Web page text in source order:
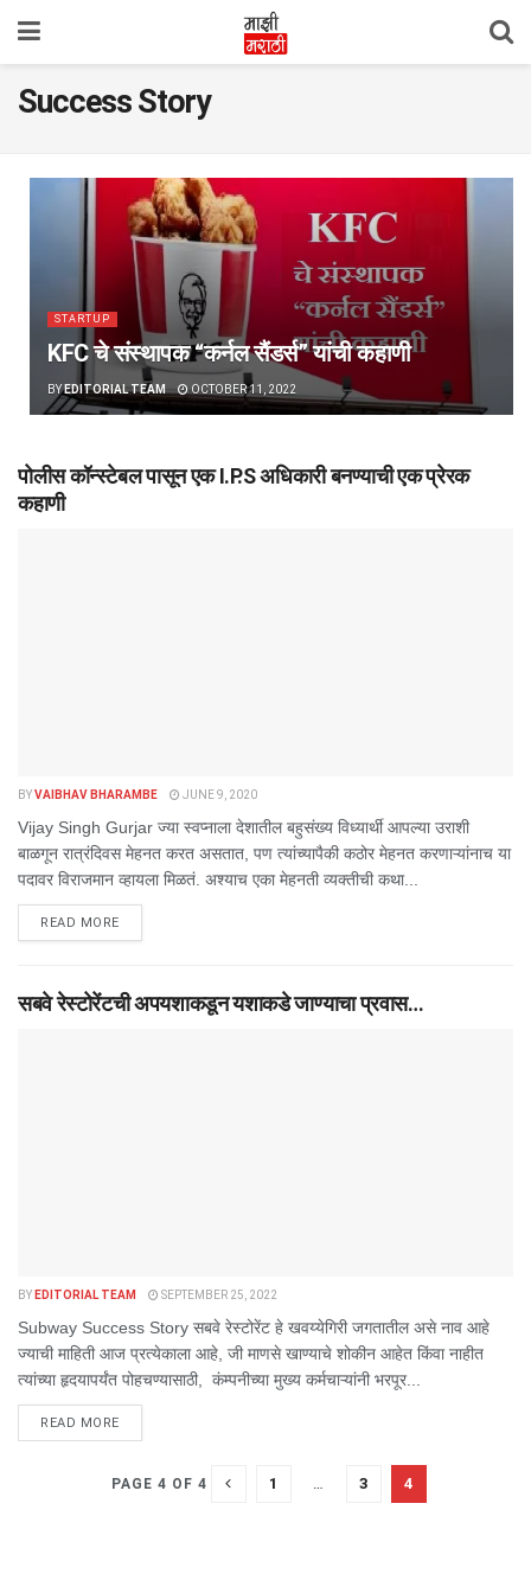
Success Story
STARTUP
KFC चे संस्थापक “कर्नल सैंडर्स” यांची कहाणी
BYEDITORIAL TEAM OCTOBER 11, 2022
पोलीस कॉन्स्टेबल पासून एक I.P.S अधिकारी बनण्याची एक प्रेरक
कहाणी
BYVAIBHAV BHARAMBE JUNE 9, 2020
Vijay Singh Gurjar ज्या स्वप्नाला देशातील बहुसंख्य विध्यार्थी आपल्या उराशी
बाळगून रात्रंदिवस मेहनत करत असतात, पण त्यांच्यापैकी कठोर मेहनत करणाऱ्यांनाच या
पदावर विराजमान व्हायला मिळतं. अश्याच एका मेहनती व्यक्तीची कथा...
READ MOREDETAILS
सबवे रेस्टोरेंटची अपयशाकडून यशाकडे जाण्याचा प्रवास…
BY EDITORIAL TEAM SEPTEMBER 25, 2022
Subway Success Story सबवे रेस्टोरेंट हे खवय्येगिरी जगतातील असे नाव आहे
ज्याची माहिती आज प्रत्येकाला आहे, जी माणसे खाण्याचे शोकीन आहेत किंवा नाहीत
त्यांच्या हृदयापर्यंत पोहचण्यासाठी, कंम्पनीच्या मुख्य कर्मचाऱ्यांनी भरपूर...
READ MOREDETAILS
PAGE 4 OF 4 1 … 3 4